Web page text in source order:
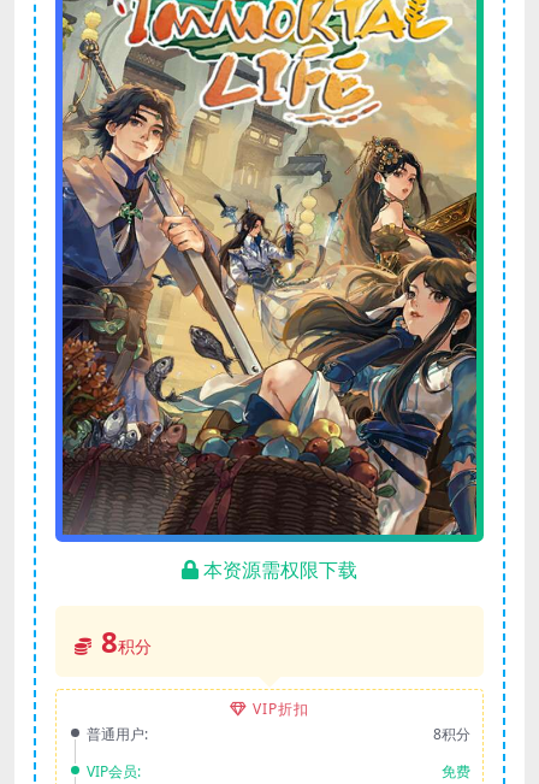
本资源需权限下载
8积分
VIP折扣
普通用户:
8积分
VIP会员:
免费